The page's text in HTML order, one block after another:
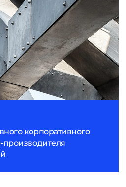
корпоративного
производителя